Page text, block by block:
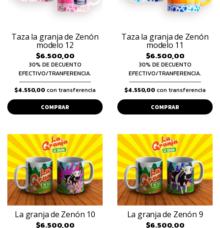
Taza la granja de Zenón
modelo 12
$6.500,00
30% DE DECUENTO
EFECTIVO/TRANFERENCIA.
$4.550,00con transferencia
COMPRAR
Taza la granja de Zenón
modelo 11
$6.500,00
30% DE DECUENTO
EFECTIVO/TRANFERENCIA.
$4.550,00con transferencia
COMPRAR
La granja de Zenón 10
$6.500,00
La granja de Zenón 9
$6.500,00